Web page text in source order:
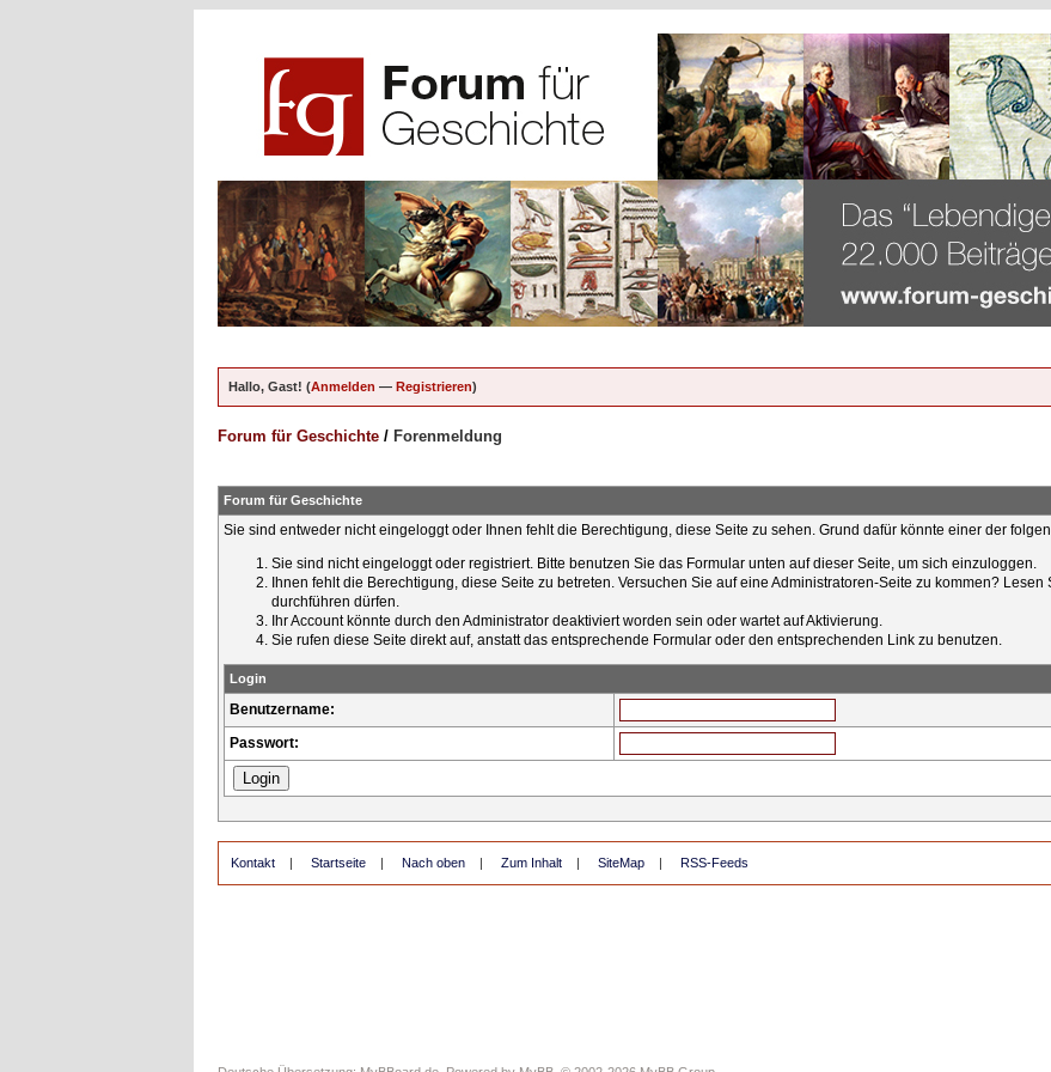
Hallo, Gast! (Anmelden — Registrieren)
Forum für Geschichte / Forenmeldung
Forum für Geschichte
Sie sind entweder nicht eingeloggt oder Ihnen fehlt die Berechtigung, diese Seite zu sehen. Grund dafür könnte einer der
Sie sind nicht eingeloggt oder registriert. Bitte benutzen Sie das Formular unten auf dieser Seite, um sich einzuloggen.
Ihnen fehlt die Berechtigung, diese Seite zu betreten. Versuchen Sie auf eine Administratoren-Seite zu kommen?
durchführen dürfen.
Ihr Account könnte durch den Administrator deaktiviert worden sein oder wartet auf Aktivierung.
Sie rufen diese Seite direkt auf, anstatt das entsprechende Formular oder den entsprechenden Link zu benutzen.
Login
Benutzername:
Passwort:
Kontakt | Startseite | Nach oben | Zum Inhalt | SiteMap | RSS-Feeds